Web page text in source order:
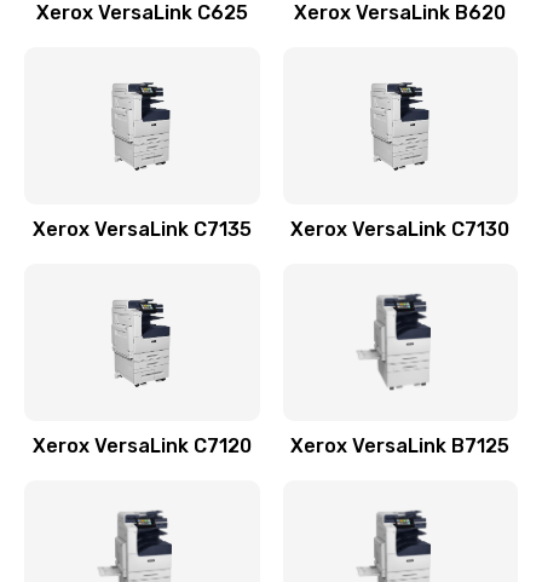
Xerox VersaLink C625 Xerox VersaLink B620
Xerox VersaLink C7135 Xerox VersaLink C7130
Xerox VersaLink C7120 Xerox VersaLink B7125